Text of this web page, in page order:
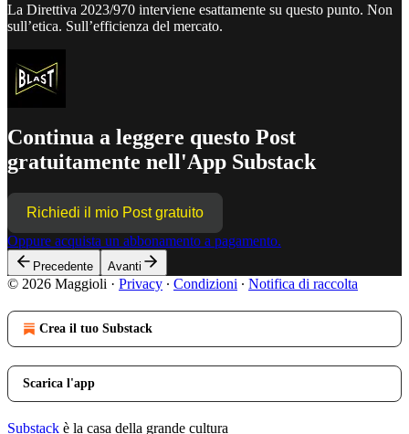
La Direttiva 2023/970 interviene esattamente su questo punto. Non
sull’etica. Sull’efficienza del mercato.
Continua a leggere questo Post
gratuitamente nell'App Substack
Richiedi il mio Post gratuito
Oppure acquista un abbonamento a pagamento.
Precedente Avanti
© 2026 Maggioli · Privacy ∙ Condizioni ∙ Notifica di raccolta
Crea il tuo Substack
Scarica l'app
Substack è la casa della grande cultura